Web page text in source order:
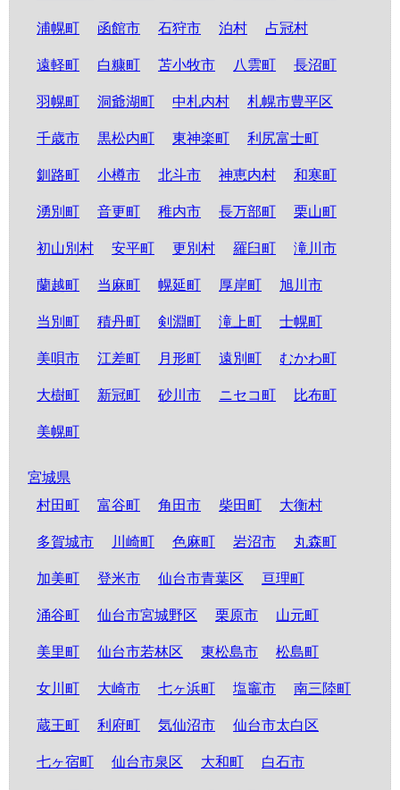
浦幌町 函館市 石狩市 泊村 占冠村
遠軽町 白糠町 苫小牧市 八雲町 長沼町
羽幌町 洞爺湖町 中札内村 札幌市豊平区
千歳市 黒松内町 東神楽町 利尻富士町
釧路町 小樽市 北斗市 神恵内村 和寒町
湧別町 音更町 稚内市 長万部町 栗山町
初山別村 安平町 更別村 羅臼町 滝川市
蘭越町 当麻町 幌延町 厚岸町 旭川市
当別町 積丹町 剣淵町 滝上町 士幌町
美唄市 江差町 月形町 遠別町 むかわ町
大樹町 新冠町 砂川市 ニセコ町 比布町
美幌町
宮城県
村田町
富谷町 角田市 柴田町 大衡村
多賀城市 川崎町 色麻町 岩沼市 丸森町
加美町 登米市 仙台市青葉区 亘理町
涌谷町 仙台市宮城野区 栗原市 山元町
美里町 仙台市若林区 東松島市 松島町
女川町 大崎市 七ヶ浜町 塩竈市 南三陸町
蔵王町 利府町 気仙沼市 仙台市太白区
七ヶ宿町 仙台市泉区 大和町 白石市